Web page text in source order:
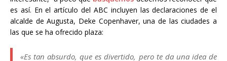
es así. En el artículo del ABC incluyen las declaraciones de el
alcalde de Augusta, Deke Copenhaver, una de las ciudades a
las que se ha ofrecido plaza:
«Es tan absurdo, que es divertido, pero te da una idea de